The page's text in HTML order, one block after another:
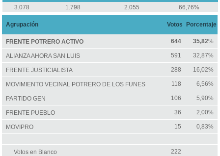
3.078 1.798 2.055 66,76%
Agrupación Votos Porcentaje
FRENTE POTRERO ACTIVO 644 35,82%
ALIANZA AHORA SAN LUIS 591 32,87%
FRENTE JUSTICIALISTA 288 16,02%
MOVIMIENTO VECINAL POTRERO DE LOS FUNES 118 6,56%
PARTIDO GEN 106 5,90%
FRENTE PUEBLO 36 2,00%
MOVIPRO 15 0,83%
Votos en Blanco 222